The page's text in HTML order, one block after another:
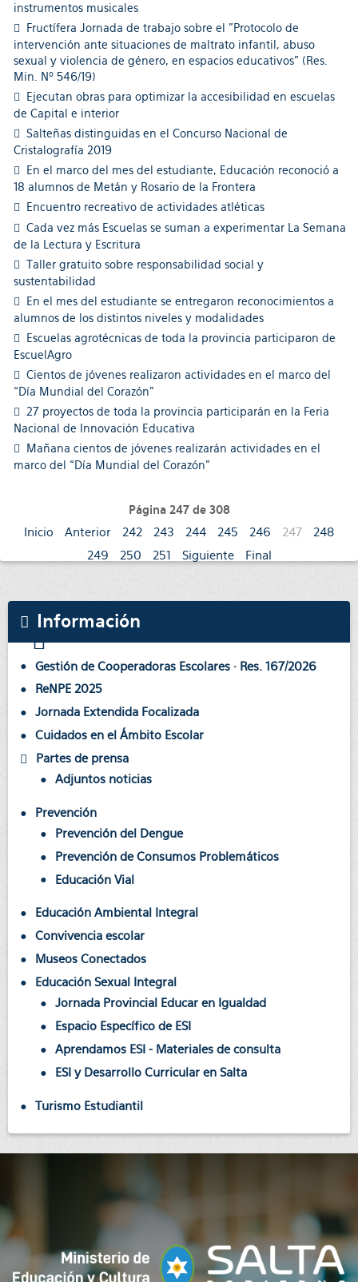
instrumentos musicales
Fructífera Jornada de trabajo sobre el "Protocolo de
intervención ante situaciones de maltrato infantil, abuso
sexual y violencia de género, en espacios educativos" (Res.
Min. Nº 546/19)
Ejecutan obras para optimizar la accesibilidad en escuelas
de Capital e interior
Salteñas distinguidas en el Concurso Nacional de
Cristalografía 2019
En el marco del mes del estudiante, Educación reconoció a
18 alumnos de Metán y Rosario de la Frontera
Encuentro recreativo de actividades atléticas
Cada vez más Escuelas se suman a experimentar La Semana
de la Lectura y Escritura
Taller gratuito sobre responsabilidad social y
sustentabilidad
En el mes del estudiante se entregaron reconocimientos a
alumnos de los distintos niveles y modalidades
Escuelas agrotécnicas de toda la provincia participaron de
EscuelAgro
Cientos de jóvenes realizaron actividades en el marco del
“Día Mundial del Corazón”
27 proyectos de toda la provincia participarán en la Feria
Nacional de Innovación Educativa
Mañana cientos de jóvenes realizarán actividades en el
marco del “Día Mundial del Corazón”
Página 247 de 308
Inicio Anterior 242 243 244 245 246 247
248
249
250 251 Siguiente Final
Información
Gestión de Cooperadoras Escolares · Res. 167/2026
ReNPE 2025
Jornada Extendida Focalizada
Cuidados en el Ámbito Escolar
Partes de prensa
Adjuntos noticias
Prevención
Prevención del Dengue
Prevención de Consumos Problemáticos
Educación Vial
Educación Ambiental Integral
Convivencia escolar
Museos Conectados
Educación Sexual Integral
Jornada Provincial Educar en Igualdad
Espacio Específico de ESI
Aprendamos ESI - Materiales de consulta
ESI y Desarrollo Curricular en Salta
Turismo Estudiantil